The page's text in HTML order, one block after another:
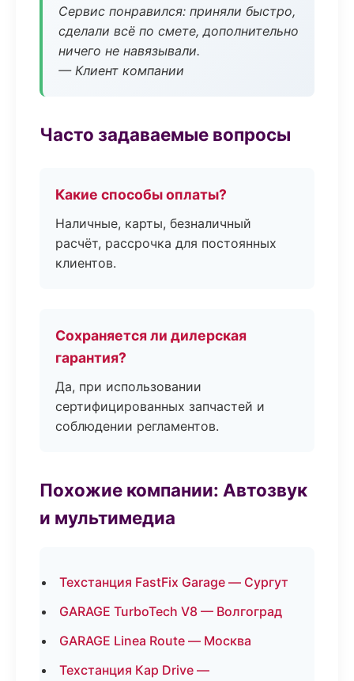
Сервис понравился: приняли быстро,
сделали всё по смете, дополнительно
ничего не навязывали.
— Клиент компании
Часто задаваемые вопросы
Какие способы оплаты?
Наличные, карты, безналичный
расчёт, рассрочка для постоянных
клиентов.
Сохраняется ли дилерская
гарантия?
Да, при использовании
сертифицированных запчастей и
соблюдении регламентов.
Похожие компании: Автозвук
и мультимедиа
Техстанция FastFix Garage — Сургут
GARAGE TurboTech V8 — Волгоград
GARAGE Linea Route — Москва
Техстанция Кар Drive —